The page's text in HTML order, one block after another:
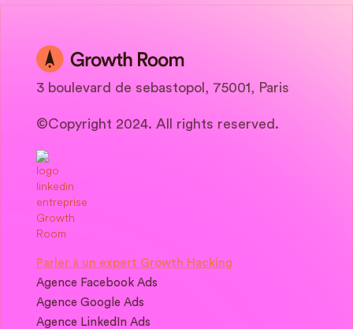
3 boulevard de sebastopol, 75001, Paris
©Copyright 2024. All rights reserved.
Parler à un expert Growth Hacking
Agence Facebook Ads
Agence Google Ads
Agence LinkedIn Ads